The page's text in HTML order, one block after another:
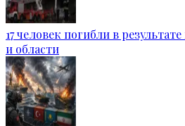
17 человек погибли в
и области